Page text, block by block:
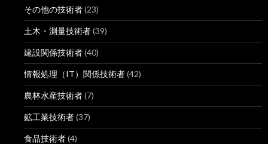
その他の技術者(23)
土木・測量技術者(39)
建設関係技術者(40)
情報処理（IT）関係技術者(42)
農林水産技術者(7)
鉱工業技術者(37)
食品技術者(4)